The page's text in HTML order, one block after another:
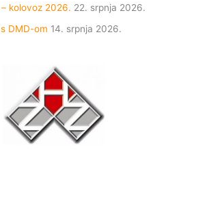
kolovoz 2026. 22. srpnja 2026.
DMD-om 14. srpnja 2026.